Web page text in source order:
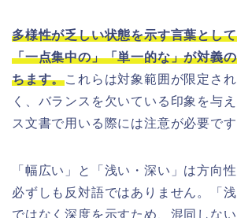
多様性が乏しい状態を示す言葉とし
「一点集中の」「単一的な」が対義
ちます。これらは対象範囲が限定さ
く、バランスを欠いている印象を与
ス文書で用いる際には注意が必要です
「幅広い」と「浅い・深い」は方向
必ずしも反対語ではありません。「
ではなく深度を示すため、混同しな